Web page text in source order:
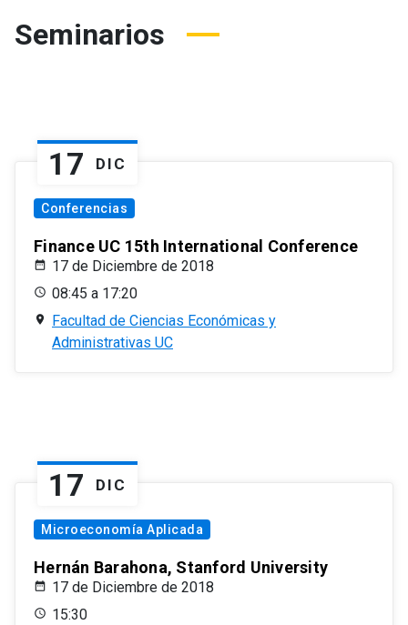
Seminarios
17 DIC
Conferencias
Finance UC 15th International Conference
17 de Diciembre de 2018
08:45 a 17:20
Facultad de Ciencias Económicas y
Administrativas UC
17 DIC
Microeconomía Aplicada
Hernán Barahona, Stanford University
17 de Diciembre de 2018
15:30